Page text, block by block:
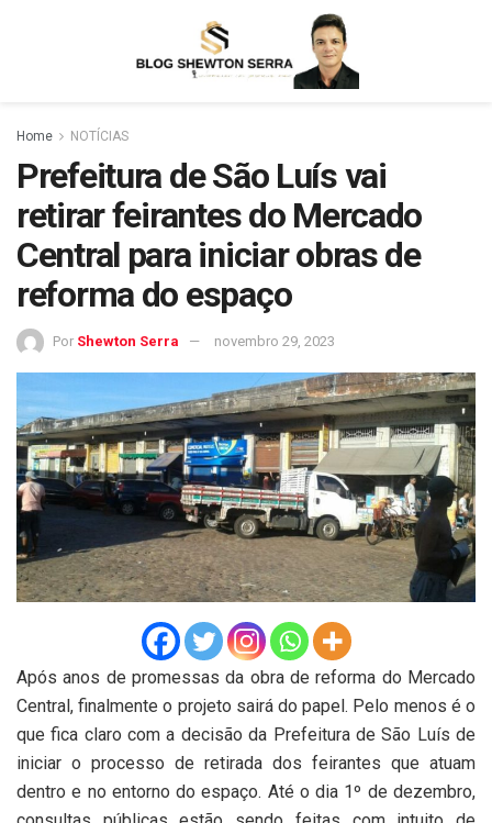
Home NOTÍCIAS
Prefeitura de São Luís vai
retirar feirantes do Mercado
Central para iniciar obras de
reforma do espaço
Por Shewton Serra novembro 29, 2023
Após anos de promessas da obra de reforma do Mercado
Central, finalmente o projeto sairá do papel. Pelo menos é o
que fica claro com a decisão da Prefeitura de São Luís de
iniciar o processo de retirada dos feirantes que atuam
dentro e no entorno do espaço. Até o dia 1º de dezembro,